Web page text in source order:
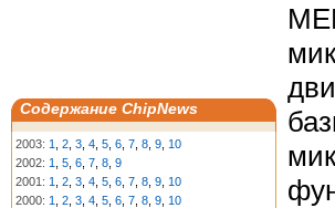
Содержание ChipNews
2003: 1 2 3 4 5 6 7 8 9 10
2002: 1 5 6 7 8 9
2001: 1 2 3 4 5 6 7 8 9 10
2000: 1 2 3 4 5 6 7 8 9 10